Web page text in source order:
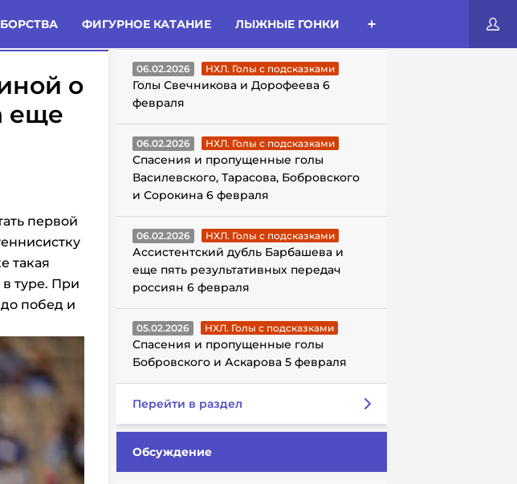
ФИГУРНОЕ КАТАНИЕ ЛЫЖНЫЕ ГОНКИ
о
еще
первой
такая
туре. При
побед и
ГОЛЫ С ПОДСКАЗКАМИ
06.02.2026 НХЛ. Голы с подсказками
Голы Свечникова и Дорофеева 6
февраля
06.02.2026 НХЛ. Голы с подсказками
Спасения и пропущенные голы
Василевского, Тарасова, Бобровского
и Сорокина 6 февраля
06.02.2026 НХЛ. Голы с подсказками
Ассистентский дубль Барбашева и
еще пять результативных передач
россиян 6 февраля
05.02.2026 НХЛ. Голы с подсказками
Спасения и пропущенные голы
Бобровского и Аскарова 5 февраля
Перейти в раздел
Обсуждение